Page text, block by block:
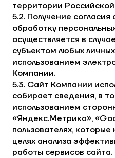
территории
5.2. Получение согласия
обработку
осуществляется в
субъектом любых
использованием
Компании.
5.3. Сайт Компании
собирает сведения, в
использованием
«Яндекс.Метрика»,
пользователях,
целях анализа
работы сервисов сайта.